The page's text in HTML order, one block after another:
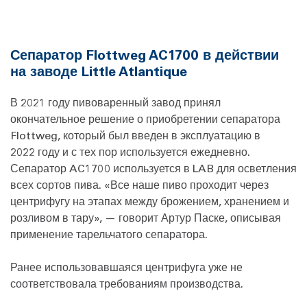
Сепаратор Flottweg AC1700 в действии
на заводе Little Atlantique
В 2021 году пивоваренный завод принял
окончательное решение о приобретении сепаратора
Flottweg, который был введен в эксплуатацию в
2022 году и с тех пор используется ежедневно.
Сепаратор AC1700 используется в LAB для осветления
всех сортов пива. «Все наше пиво проходит через
центрифугу на этапах между брожением, хранением и
розливом в тару», — говорит Артур Паске, описывая
применение тарельчатого сепаратора.
Ранее использовавшаяся центрифуга уже не
соответствовала требованиям производства.